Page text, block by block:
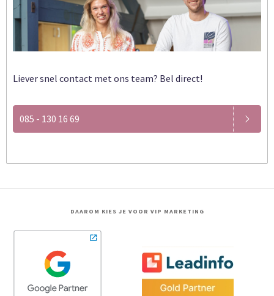
Liever snel contact met ons team? Bel direct!
085 - 130 16 69
DAAROM KIES JE VOOR VIP MARKETING